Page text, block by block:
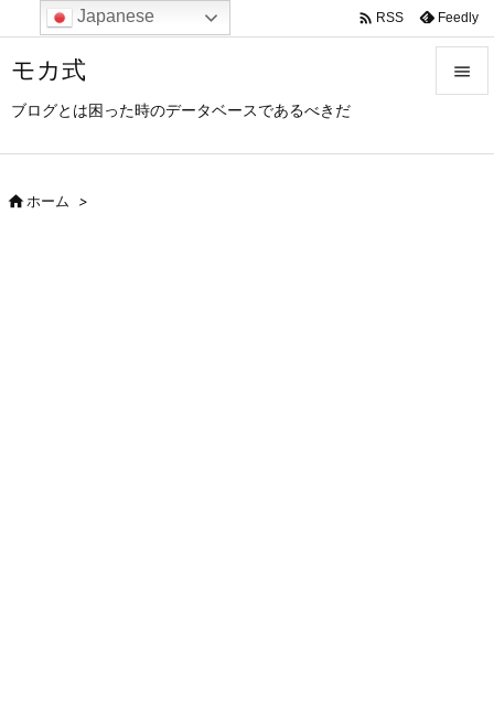
モカ式
ブログとは困った時のデータベースであるべきだ

 RSS Feedly
ホーム >
Japanese